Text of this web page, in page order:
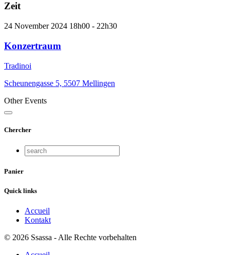
Zeit
24 November 2024 18h00 - 22h30
Konzertraum
Tradinoi
Scheunengasse 5, 5507 Mellingen
Other Events
Chercher
Panier
Quick links
Accueil
Kontakt
© 2026 Ssassa - Alle Rechte vorbehalten